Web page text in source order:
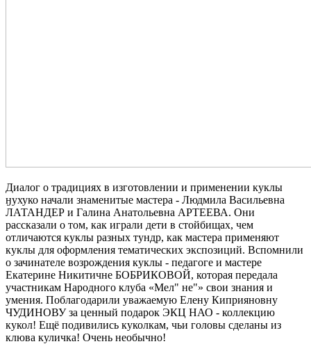
Диалог о традициях в изготовлении и применении куклы
ӈухуко начали знаменитые мастера - Людмила Васильевна
ЛАТАНДЕР и Галина Анатольевна АРТЕЕВА. Они
рассказали о том, как играли дети в стойбищах, чем
отличаются куклы разных тундр, как мастера применяют
куклы для оформления тематических экспозиций. Вспомнили
о зачинателе возрождения куклы - педагоге и мастере
Екатерине Никитичне БОБРИКОВОЙ, которая передала
участникам Народного клуба «Мел" не"» свои знания и
умения. Поблагодарили уважаемую Елену Киприяновну
ЧУДИНОВУ за ценный подарок ЭКЦ НАО - коллекцию
кукол! Ещё подивились куколкам, чьи головы сделаны из
клюва куличка! Очень необычно!